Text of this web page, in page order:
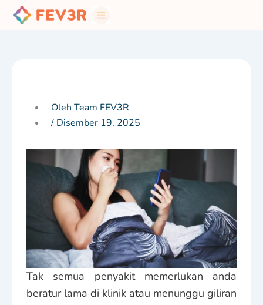
Oleh Team FEV3R
/ Disember 19, 2025
Tak semua penyakit memerlukan anda
beratur lama di klinik atau menunggu giliran